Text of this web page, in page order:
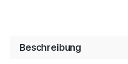
Beschreibung